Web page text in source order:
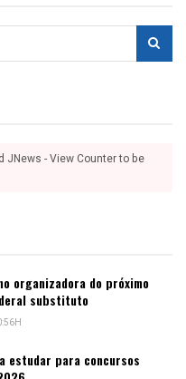
JNews - View Counter to be
organizadora do próximo
substituto
estudar para concursos